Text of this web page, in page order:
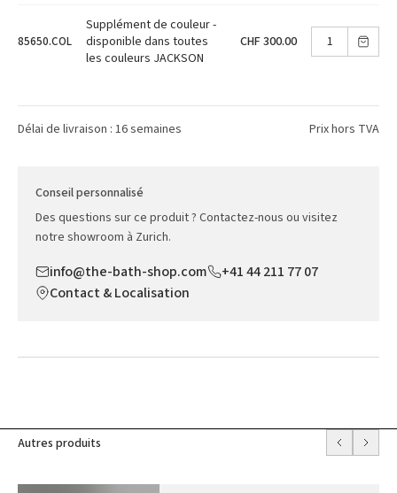
85650.COL
Supplément de couleur -
disponible dans toutes
les couleurs JACKSON
CHF 300.00
Délai de livraison : 16 semaines Prix hors TVA
Conseil personnalisé
Des questions sur ce produit ? Contactez-nous ou visitez
notre showroom à Zurich.
info@the-bath-shop.com
+41 44 211 77 07
Contact & Localisation
Autres produits